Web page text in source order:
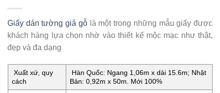
Giấy dán tường giả gỗlà một trong những mẫu giấy được
khách hàng lựa chọn nhờ vào thiết kế mộc mạc như thật,
đẹp và đa dạng
Xuất xứ, quy
cách
Hàn Quốc: Ngang 1,06m x dài 15.6m; Nhật
Bản: 0,92m x 50m. Mới 100%